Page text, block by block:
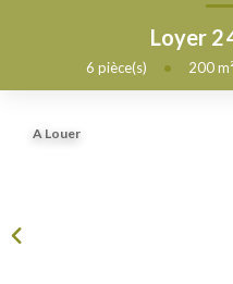
NOUS
Loyer 2
6 pièce(s) • 200m²
A Louer